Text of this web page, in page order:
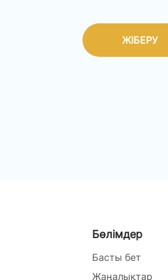
ЖІБЕРУ
Бөлімдер
Басты бет
Жаңалықтар